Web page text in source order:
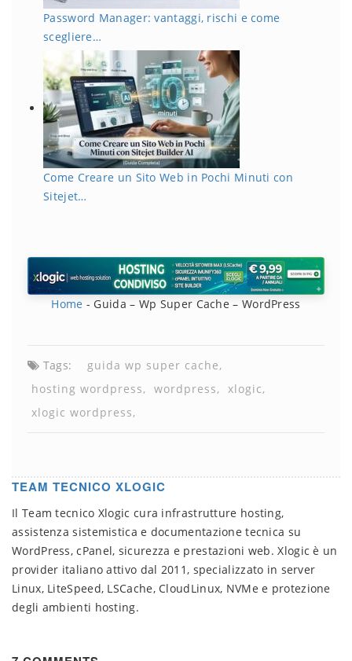
Password Manager: vantaggi, rischi e come
scegliere…
Come Creare un Sito Web in Pochi Minuti con
Sitejet…
Home -Guida – Wp Super Cache – WordPress
Tags:
guida wp super cache
hosting wordpress
wordpress
xlogic
xlogic wordpress
TEAM TECNICO XLOGIC
Il Team tecnico Xlogic cura infrastrutture hosting,
assistenza sistemistica e documentazione tecnica su
WordPress, cPanel, sicurezza e prestazioni web. Xlogic è un
provider italiano attivo dal 2011, specializzato in server
Linux, LiteSpeed, LSCache, CloudLinux, NVMe e protezione
degli ambienti hosting.